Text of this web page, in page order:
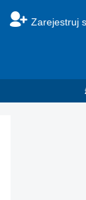
Zarejestruj